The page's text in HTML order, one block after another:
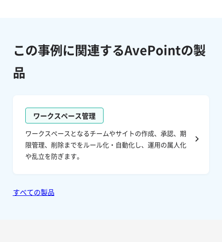
この事例に関連するAvePointの製
品
ワークスペース管理
ワークスペースとなるチームやサイトの作成、承認、期
限管理、削除までをルール化・自動化し、運用の属人化
や乱立を防ぎます。
すべての製品